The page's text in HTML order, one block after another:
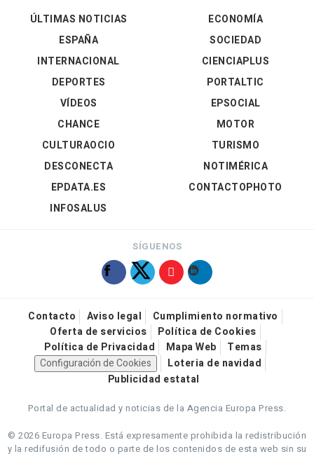
ÚLTIMAS NOTICIAS
ESPAÑA
INTERNACIONAL
DEPORTES
VÍDEOS
ECONOMÍA
SOCIEDAD
CIENCIAPLUS
PORTALTIC
EPSOCIAL
CHANCE
CULTURAOCIO
DESCONECTA
EPDATA.ES
INFOSALUS
MOTOR
TURISMO
NOTIMÉRICA
CONTACTOPHOTO
SÍGUENOS
Contacto Aviso legal
Cumplimiento normativo
Oferta de servicios
Política de Cookies
Política de Privacidad
Mapa Web
Temas
Configuración de Cookies
Loteria de navidad
Publicidad estatal
Portal de actualidad y noticias de la Agencia Europa Press.
© 2026 Europa Press. Está expresamente prohibida la redistribución
y la redifusión de todo o parte de los contenidos de esta web sin su